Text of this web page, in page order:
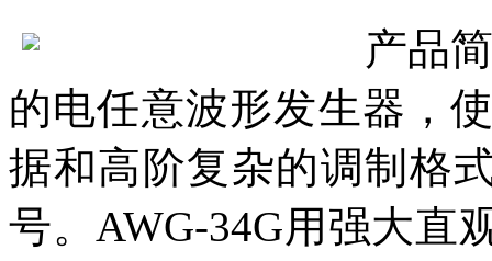
产品
的电任意波形发生器，
据和高阶复杂的调制格
号。AWG-34G用强大直